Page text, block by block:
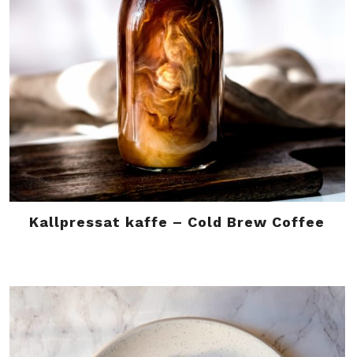
Kallpressat kaffe – Cold Brew Coffee